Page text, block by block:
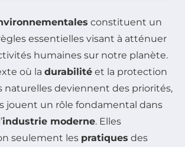
constituent un
essentielles visant à atténuer
humaines sur notre planète.
où la durabilité et la protection
naturelles deviennent des priorités,
jouent un rôle fondamental dans
industrie moderne. Elles
seulement les pratiques des